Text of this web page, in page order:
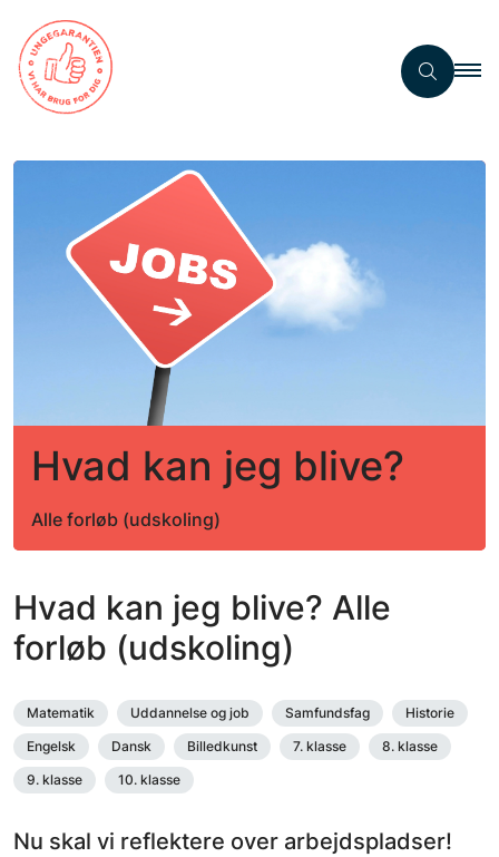
Hvad kan jeg blive?
Alle forløb (udskoling)
Hvad kan jeg blive? Alle
forløb (udskoling)
Matematik Uddannelse og job Samfundsfag
Historie
Engelsk
Dansk Billedkunst 7. klasse
8. klasse
9. klasse
10. klasse
Nu skal vi reflektere over arbejdspladser!